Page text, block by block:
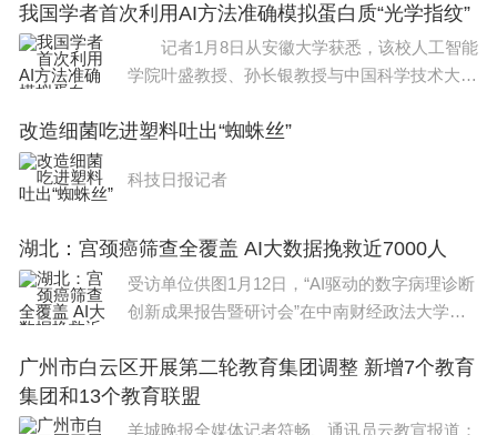
施，促进科技成果转化孵化。”1月10日，记
我国学者首次利用AI方法准确模拟蛋白质“光学指纹”
记者1月8日从安徽大学获悉，该校人工智能
学院叶盛教授、孙长银教授与中国科学技术大学
能、分子动力学模拟和量子化学理论计算方法，
改造细菌吃进塑料吐出“蜘蛛丝”
科技日报记者
湖北：宫颈癌筛查全覆盖 AI大数据挽救近7000人
受访单位供图1月12日，“AI驱动的数字病理诊断
创新成果报告暨研讨会”在中南财经政法大学举
建设专业委员会、中南财经政法大学工商管理学
院、数
广州市白云区开展第二轮教育集团调整 新增7个教育
集团和13个教育联盟
羊城晚报全媒体记者符畅、通讯员云教宣报道：